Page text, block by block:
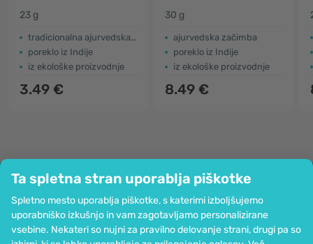
Ta spletna stran uporablja piškotke
Spletno mesto uporablja piškotke, s katerimi izboljšujemo
uporabniško izkušnjo in vam zagotavljamo personalizirane
vsebine. Nekateri so nujni za pravilno delovanje strani, drugi pa so
23 g
tradicionalna ajurvedska začimba
poreklo iz Indije
iz ekološke proizvodnje
3.49 €
30 g
ajurvedska začimba
poreklo iz Indije
iz ekološke proizvodnje
8.49 €
Podjetje
Informacije
Pridružite se nam
Pomoč in naročila